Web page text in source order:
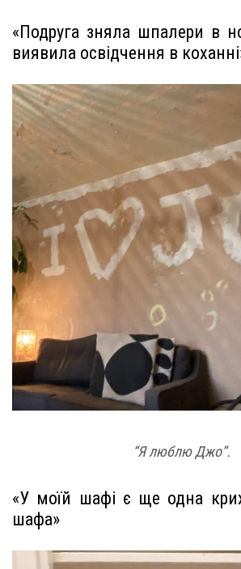
«Подруга зняла шпалери в
виявила освідчення в
“Я люблю Джо”.
«У моїй шафі є ще одна
шафа»